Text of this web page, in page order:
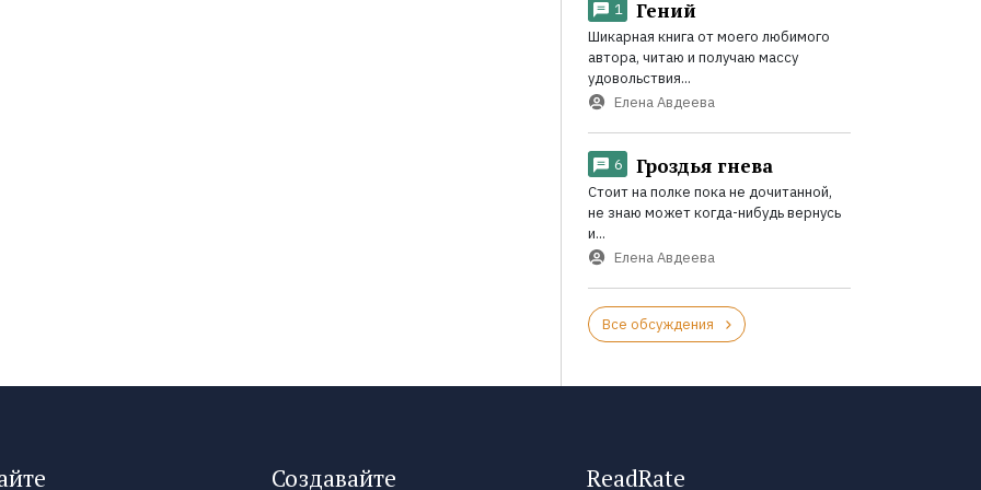
1 Гений
Шикарная книга от моего любимого
автора, читаю и получаю массу
удовольствия...
Елена Авдеева
6 Гроздья гнева
Стоит на полке пока не дочитанной,
не знаю может когда-нибудь вернусь
и...
Елена Авдеева
Все обсуждения
Создавайте ReadRate